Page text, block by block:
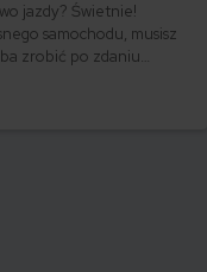
jazdy? Świetnie!
samochodu, musisz
zrobić po zdaniu
mógł prowadzić